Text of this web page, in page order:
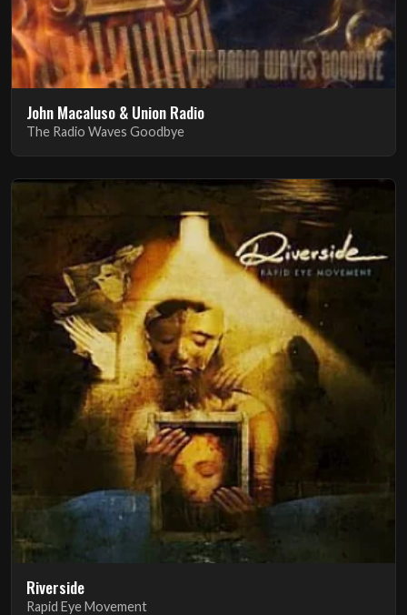
John Macaluso & Union Radio
The Radio Waves Goodbye
Riverside
Rapid Eye Movement